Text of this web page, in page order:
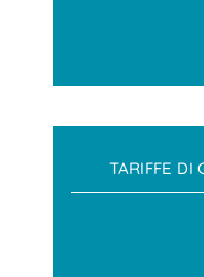
TARIFFE DI